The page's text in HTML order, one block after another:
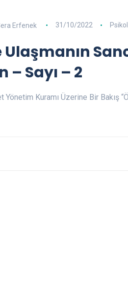
Erfenek 31/10/2022
– Sayı – 2
Yönetim Kuramı Üzerine Bir Bakış